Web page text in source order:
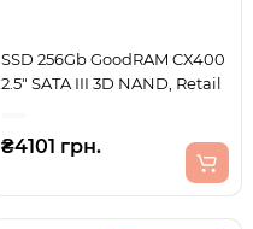
SSD 256Gb GoodRAM CX400
2.5" SATA III 3D NAND, Retail
₴4101 грн.